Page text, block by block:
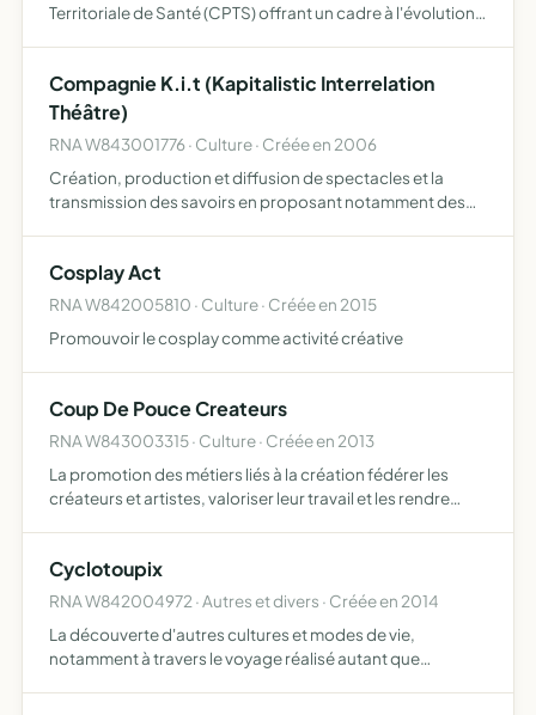
Territoriale de Santé (CPTS) offrant un cadre à l'évolution
so…
Compagnie K.i.t (Kapitalistic Interrelation
Théâtre)
RNA W843001776 · Culture · Créée en 2006
Création, production et diffusion de spectacles et la
transmission des savoirs en proposant notamment des
Cosplay Act
RNA W842005810 · Culture · Créée en 2015
Promouvoir le cosplay comme activité créative
Coup De Pouce Createurs
RNA W843003315 · Culture · Créée en 2013
La promotion des métiers liés à la création fédérer les
créateurs et artistes, valoriser leur travail et les rendre
Cyclotoupix
RNA W842004972 · Autres et divers · Créée en 2014
La découverte d'autres cultures et modes de vie,
notamment à travers le voyage réalisé autant que